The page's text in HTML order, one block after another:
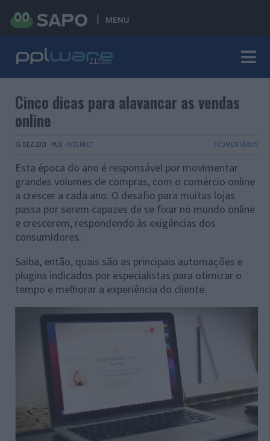
MENU
Cinco dicas para alavancar as vendas
online
06 DEZ 2021 · PUB · INTERNET 5 COMENTÁRIOS
Esta época do ano é responsável por movimentar
grandes volumes de compras, com o comércio online
a crescer a cada ano. O desafio para muitas lojas
passa por serem capazes de se fixar no mundo online
e crescerem, respondendo às exigências dos
consumidores.
Saiba, então, quais são as principais automações e
plugins indicados por especialistas para otimizar o
tempo e melhorar a experiência do cliente.